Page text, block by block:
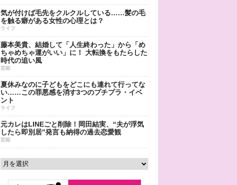
気が付けば毛先をクルクルしている……髪の毛
を触る癖がある女性の心理とは？
ライフ
藤本美貴、結婚して「人生終わった」から「め
ちゃめちゃ運がいい」に！ 大転換をもたらした
時代の追い風
芸能
夏休みなのに子どもをどこにも連れて行ってな
い……この罪悪感を消す3つのプチプラ・イベ
ント
ライフ
元カレはLINEごと削除！岡田結実、“夫が浮気
したら即別居”発言も納得の過去恋愛観
芸能